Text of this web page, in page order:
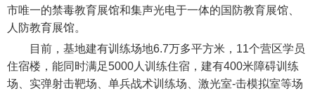
市唯一的禁毒教育展馆和集声光电于一体的国防教育展馆、
人防教育展馆。
目前，基地建有训练场地6.7万多平方米，11个营区学员
住宿楼，能同时满足5000人训练住宿，建有400米障碍训练
场、实弹射击靶场、单兵战术训练场、激光室-击模拟室等场